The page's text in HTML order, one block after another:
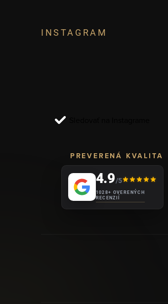
INSTAGRAM
PREVERENÁ KVALITA
4.9/5
1028+ OVERENÝCH
RECENZIÍ